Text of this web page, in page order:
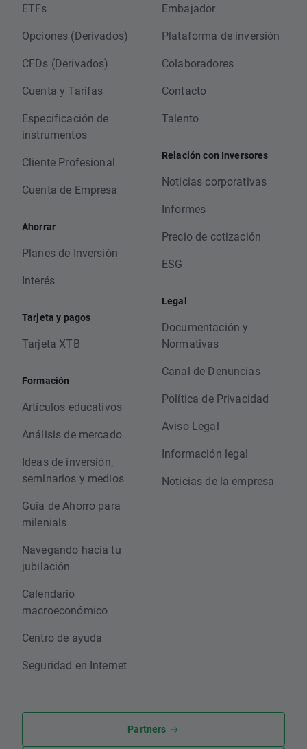
ETFs
Opciones (Derivados)
CFDs (Derivados)
Cuenta y Tarifas
Especificación de
instrumentos
Cliente Profesional
Cuenta de Empresa
Ahorrar
Planes de Inversión
Interés
Tarjeta y pagos
Tarjeta XTB
Formación
Artículos educativos
Análisis de mercado
Ideas de inversión,
seminarios y medios
Guía de Ahorro para
milenials
Navegando hacia tu
jubilación
Calendario
macroeconómico
Centro de ayuda
Seguridad en Internet
Embajador
Plataforma de inversión
Colaboradores
Contacto
Talento
Relación con Inversores
Noticias corporativas
Informes
Precio de cotización
ESG
Legal
Documentación y
Normativas
Canal de Denuncias
Política de Privacidad
Aviso Legal
Información legal
Noticias de la empresa
Partners